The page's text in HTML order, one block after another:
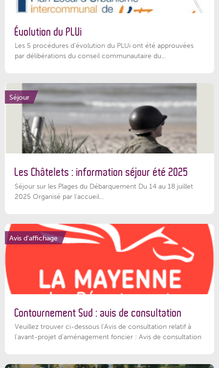
Évolution du PLUi
Les 5 procédures d’évolution du PLUi ont été approuvées
par délibérations du conseil communautaire du...
Séjour
Les Châtelets : information séjour été 2025
Séjour sur les Plages du Débarquement Du 14 au 18 juillet
2025 Organisé par l’accueil...
Avis d'affichage
Contournement Sud : avis de consultation
Veuillez trouver ci-dessous l’Avis de consultation relatif à
l'avant-projet d'aménagement foncier : Avis de consultation